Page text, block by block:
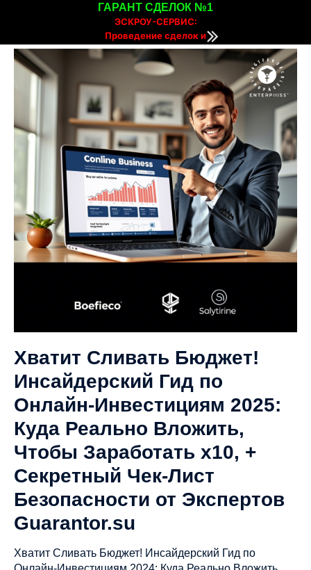
ЭСКРОУ-СЕРВИС:
Проведение сделок и
расчетов онлайн
ГАРАНТ СДЕЛОК №1
Хватит Сливать Бюджет!
Инсайдерский Гид по
Онлайн-Инвестициям 2025:
Куда Реально Вложить,
Чтобы Заработать х10, +
Секретный Чек-Лист
Безопасности от Экспертов
Guarantor.su
Хватит Сливать Бюджет! Инсайдерский Гид по